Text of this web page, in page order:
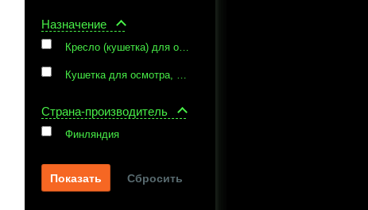
Назначение
Кресло (кушетка) для осмотра и обследования
Кушетка для осмотра, обследования, диализа и химиотерапии, для восстановления пациентов после амбулаторной операции
Страна-производитель
Финляндия
Сбросить